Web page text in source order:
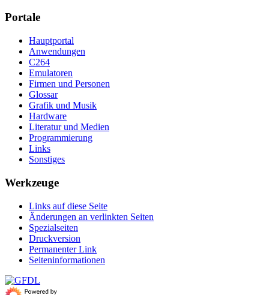
Portale
Hauptportal
Anwendungen
C264
Emulatoren
Firmen und Personen
Glossar
Grafik und Musik
Hardware
Literatur und Medien
Programmierung
Links
Sonstiges
Werkzeuge
Links auf diese Seite
Änderungen an verlinkten Seiten
Spezialseiten
Druckversion
Permanenter Link
Seiten­­informationen